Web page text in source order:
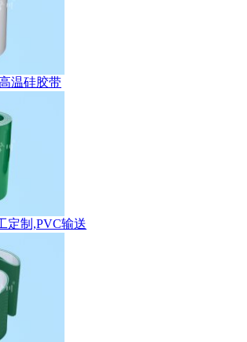
温硅胶带
定制,PVC输送